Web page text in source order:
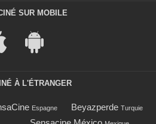
SUR MOBILE
À L'ÉTRANGER
Espagne Beyazperde Turquie